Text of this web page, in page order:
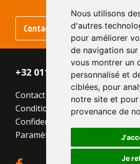
Nous utilisons
d'autres
pour améliorer
de navigation
vous montrer un
personnalisé et
ciblées, pour
notre site et
provenance de
Je
Contact
+32 011 - 870 938
Contact
Conditions générales
Confidentialité
Paramètres des cookies